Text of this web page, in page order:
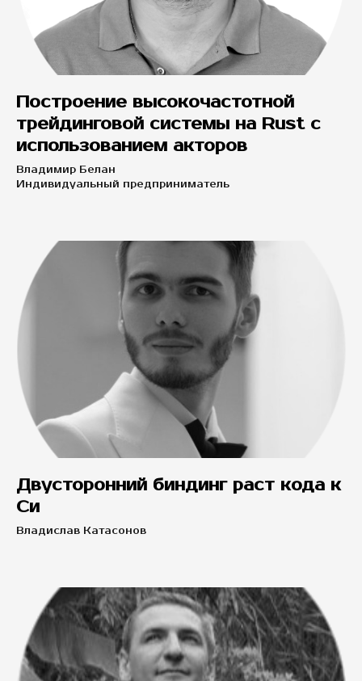
Построение высокочастотной
трейдинговой системы на Rust c
использованием акторов
Владимир Белан
Индивидуальный предприниматель
Двусторонний биндинг раст кода к
Си
Владислав Катасонов